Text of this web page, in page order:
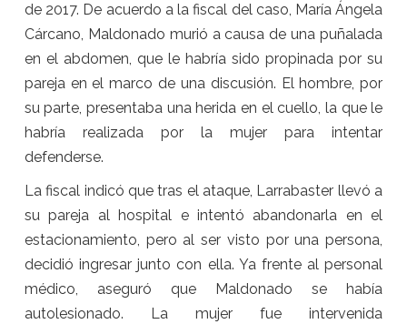
de 2017. De acuerdo a la fiscal del caso, María Ángela
Cárcano, Maldonado murió a causa de una puñalada
en el abdomen, que le habría sido propinada por su
pareja en el marco de una discusión. El hombre, por
su parte, presentaba una herida en el cuello, la que le
habría realizada por la mujer para intentar
defenderse.
La fiscal indicó que tras el ataque, Larrabaster llevó a
su pareja al hospital e intentó abandonarla en el
estacionamiento, pero al ser visto por una persona,
decidió ingresar junto con ella. Ya frente al personal
médico, aseguró que Maldonado se había
autolesionado. La mujer fue intervenida